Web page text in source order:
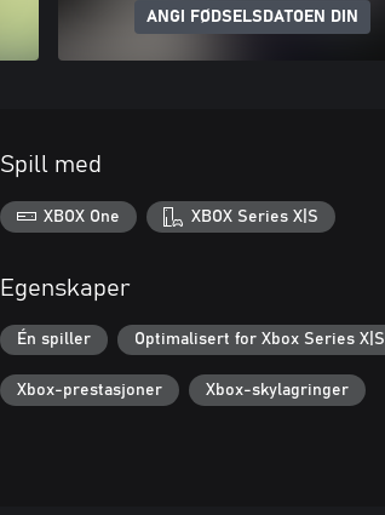
ANGI FØDSELSDATOEN DIN
Spill med
XBOX One XBOX Series X|S
Egenskaper
Én spiller Optimalisert for Xbox Series X|S
Xbox-prestasjoner Xbox-skylagringer